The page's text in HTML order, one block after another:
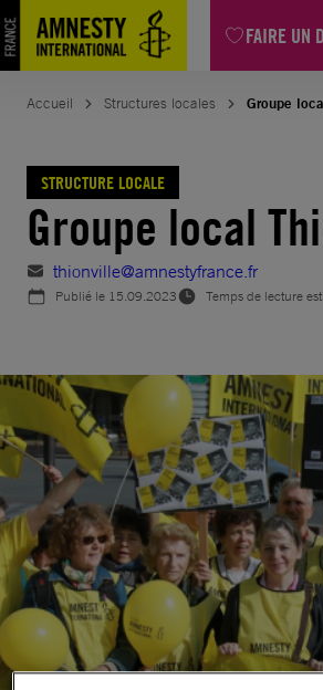
FAIRE UN
Aller
au
contenu
Accueil Structures locales Groupe
STRUCTURE LOCALE
Groupe local
thionville@amnestyfrance.fr
Publié le 15.09.2023 Temps de lecture